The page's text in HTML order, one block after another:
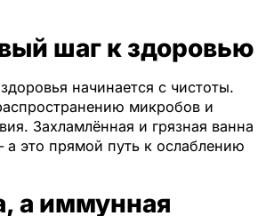
шаг к здоровью
начинается с чистоты.
микробов и
Захламлённая и грязная ванна
это прямой путь к ослаблению
а иммунная